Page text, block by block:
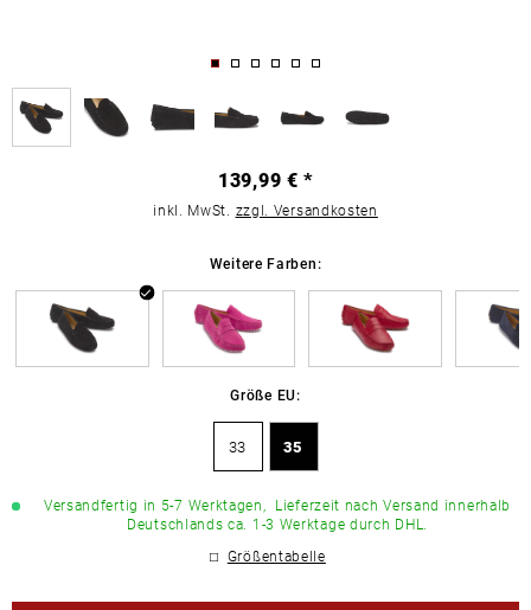
139,99 € *
inkl. MwSt. zzgl. Versandkosten
Weitere Farben:
Größe EU:
33 35
Versandfertig in 5-7 Werktagen, Lieferzeit nach Versand innerhalb
Deutschlands ca. 1-3 Werktage durch DHL.
Größentabelle